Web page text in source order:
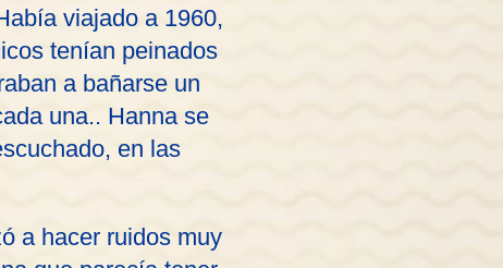
viajado a 1960,
tenían peinados
a bañarse un
una.. Hanna se
en las
a hacer ruidos muy